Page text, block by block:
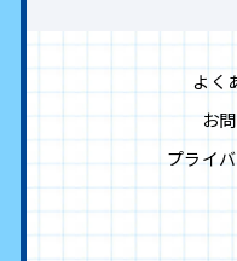
よく
お
プライ